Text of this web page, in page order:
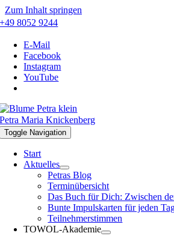
Zum Inhalt springen
+49 8052 9244
E-Mail
Facebook
Instagram
YouTube
Petra Maria Knickenberg
Toggle Navigation
Start
Aktuelles
Petras Blog
Terminübersicht
Das Buch für Dich: Zwischen
Bunte Impulskarten für jeden
Teilnehmerstimmen
TOWOL-Akademie